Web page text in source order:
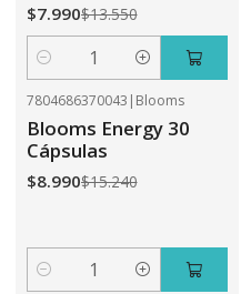
$7.990$13.550
Cantidad
7804686370043 | Blooms
Blooms Energy 30
Cápsulas
$8.990$15.240
Cantidad